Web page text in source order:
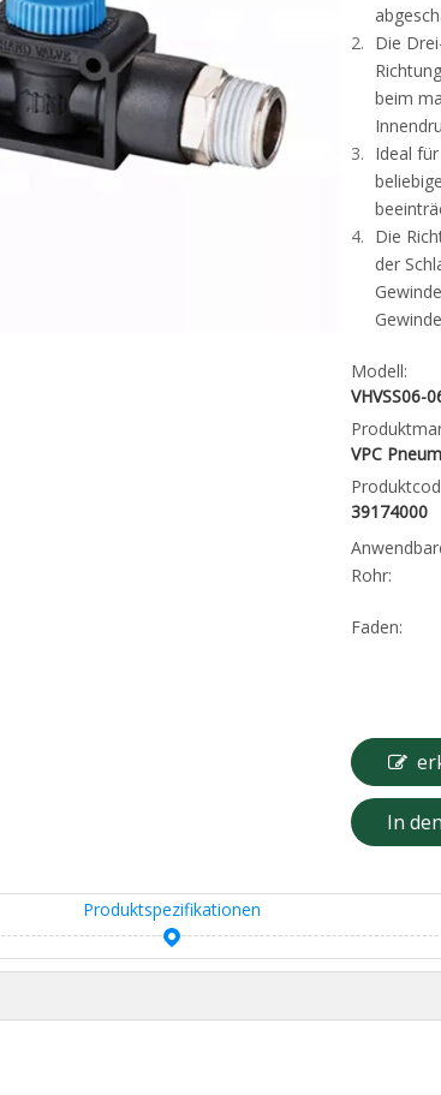
Die
beim
Ideal
Die
der
Modell:
VHVSS06-
VPC
39174000
Rohr:
Faden:
In
Produktspezifikationen